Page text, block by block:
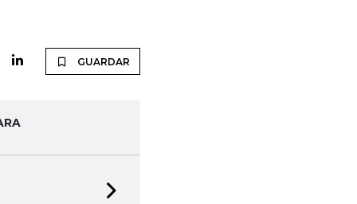
GUARDAR